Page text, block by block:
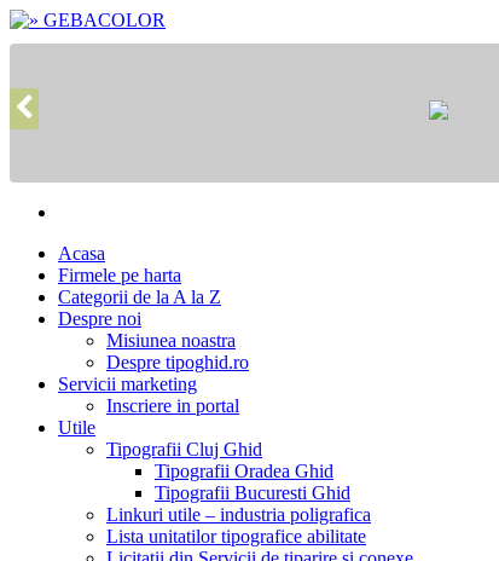
Acasa
Firmele pe harta
Categorii de la A la Z
Despre noi
Misiunea noastra
Despre tipoghid.ro
Servicii marketing
Inscriere in portal
Utile
Tipografii Cluj Ghid
Tipografii Oradea Ghid
Tipografii Bucuresti Ghid
Linkuri utile – industria poligrafica
Lista unitatilor tipografice abilitate